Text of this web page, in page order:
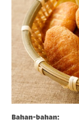
Bahan-bahan: